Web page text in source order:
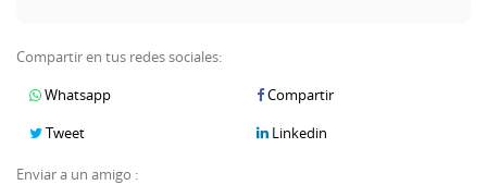
Compartir en tus redes sociales:
Whatsapp
Compartir
Tweet
Linkedin
Enviar a un amigo :